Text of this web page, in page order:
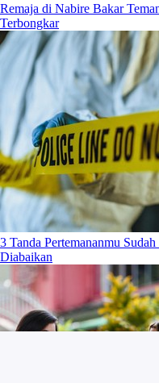
Remaja di Nabire Bakar
Terbongkar
3 Tanda Pertemananmu
Diabaikan